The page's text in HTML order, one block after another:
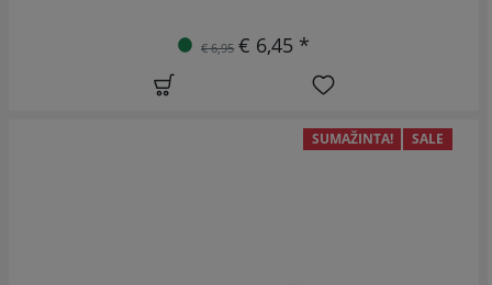
€ 6,95 € 6,45 *
SUMAŽINTA! SALE